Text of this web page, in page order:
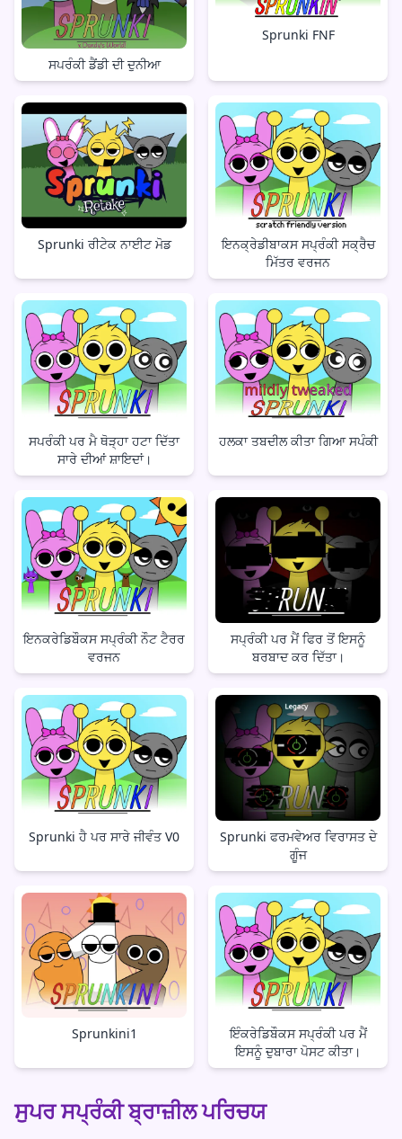
ਸਪਰੰਕੀ ਡੈਂਡੀ ਦੀ ਦੁਨੀਆ
Sprunki FNF
Sprunki ਰੀਟੇਕ ਨਾਈਟ ਮੋਡ
ਇਨਕ੍ਰੇਡੀਬਾਕਸ ਸਪ੍ਰੰਕੀ ਸਕ੍ਰੈਚ
ਮਿੱਤਰ ਵਰਜਨ
ਸਪਰੰਕੀ ਪਰ ਮੈ ਥੋੜ੍ਹਾ ਹਟਾ ਦਿੱਤਾ
ਸਾਰੇ ਦੀਆਂ ਸ਼ਾਇਦਾਂ।
ਹਲਕਾ ਤਬਦੀਲ ਕੀਤਾ ਗਿਆ ਸਪੰਕੀ
ਇਨਕਰੇਡਿਬੌਕਸ ਸਪ੍ਰੰਕੀ ਨੌਟ ਟੈਰਰ
ਵਰਜਨ
ਸਪ੍ਰੰਕੀ ਪਰ ਮੈਂ ਫਿਰ ਤੋਂ ਇਸਨੂੰ
ਬਰਬਾਦ ਕਰ ਦਿੱਤਾ।
Sprunki ਹੈ ਪਰ ਸਾਰੇ ਜੀਵੰਤ V0
Sprunki ਫਰਮਵੇਅਰ ਵਿਰਾਸਤ ਦੇ
ਗੂੰਜ
Sprunkini1
ਇੰਕਰੇਡਿਬੌਕਸ ਸਪ੍ਰੰਕੀ ਪਰ ਮੈਂ
ਇਸਨੂੰ ਦੁਬਾਰਾ ਪੋਸਟ ਕੀਤਾ।
ਸੁਪਰ ਸਪ੍ਰੰਕੀ ਬ੍ਰਾਜ਼ੀਲ ਪਰਿਚਯ